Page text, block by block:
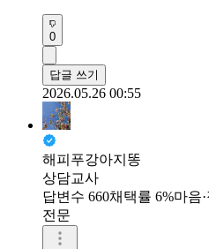
0
답글 쓰기
2026.05.26 00:55
해피푸강아지똥
상담교사
답변수 660채택률 6%마음
전문